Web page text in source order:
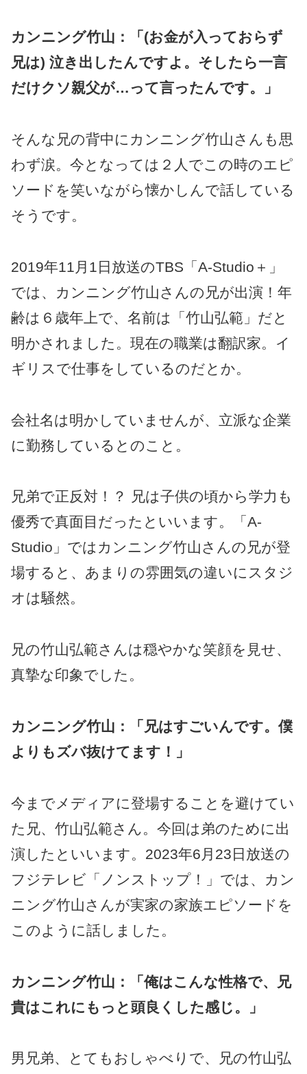
カンニング竹山：「(お金が入っておらず
兄は) 泣き出したんですよ。そしたら一言
だけクソ親父が…って言ったんです。」
そんな兄の背中にカンニング竹山さんも思
わず涙。今となっては２人でこの時のエピ
ソードを笑いながら懐かしんで話している
そうです。
2019年11月1日放送のTBS「A-Studio＋」
では、カンニング竹山さんの兄が出演！年
齢は６歳年上で、名前は「竹山弘範」だと
明かされました。現在の職業は翻訳家。イ
ギリスで仕事をしているのだとか。
会社名は明かしていませんが、立派な企業
に勤務しているとのこと。
兄弟で正反対！？ 兄は子供の頃から学力も
優秀で真面目だったといいます。「A-
Studio」ではカンニング竹山さんの兄が登
場すると、あまりの雰囲気の違いにスタジ
オは騒然。
兄の竹山弘範さんは穏やかな笑顔を見せ、
真摯な印象でした。
カンニング竹山：「兄はすごいんです。僕
よりもズバ抜けてます！」
今までメディアに登場することを避けてい
た兄、竹山弘範さん。今回は弟のために出
演したといいます。2023年6月23日放送の
フジテレビ「ノンストップ！」では、カン
ニング竹山さんが実家の家族エピソードを
このように話しました。
カンニング竹山：「俺はこんな性格で、兄
貴はこれにもっと頭良くした感じ。」
男兄弟、とてもおしゃべりで、兄の竹山弘